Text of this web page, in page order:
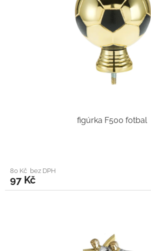
figúrka F500 fotbal
80 Kč bez DPH
97 Kč